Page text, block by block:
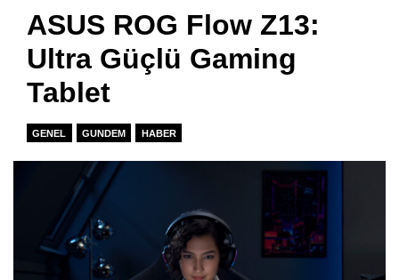
ASUS ROG Flow Z13:
Ultra Güçlü Gaming
Tablet
GENEL GUNDEM HABER